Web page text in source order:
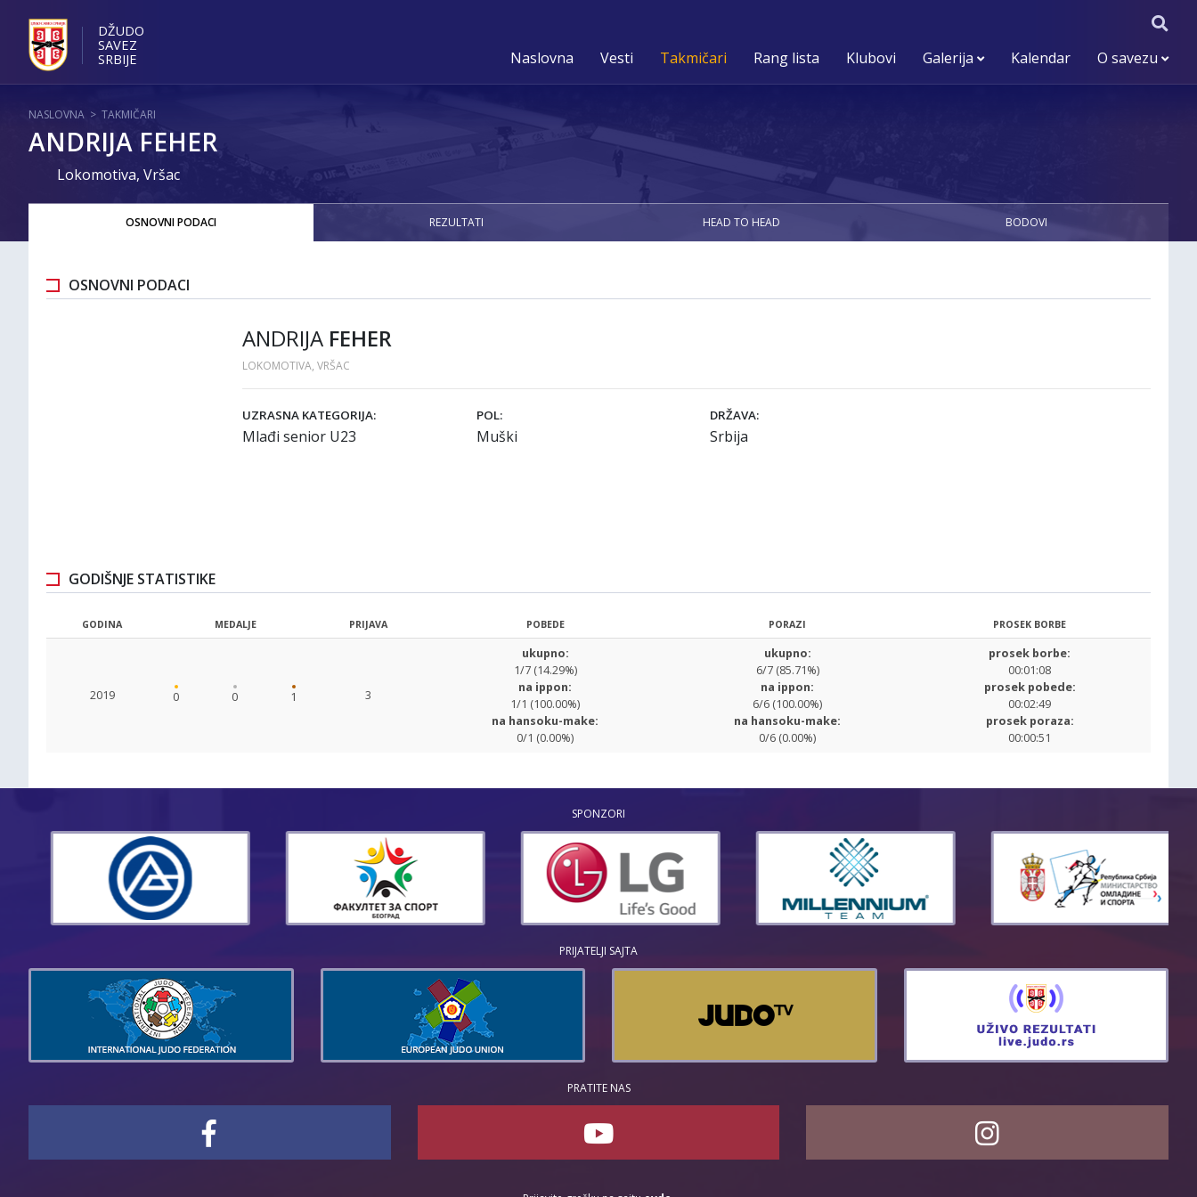
DŽUDO
SAVEZ
SRBIJE
Naslovna Vesti Takmičari Rang lista Klubovi Galerija Kalendar O savezu
NASLOVNA > TAKMIČARI
ANDRIJA FEHER
Lokomotiva, Vršac
OSNOVNI PODACI REZULTATI HEAD TO HEAD BODOVI
OSNOVNI PODACI
ANDRIJA FEHER
LOKOMOTIVA, VRŠAC
UZRASNA KATEGORIJA:
Mlađi senior U23
POL:
Muški
DRŽAVA:
Srbija
GODIŠNJE STATISTIKE
GODINA MEDALJE PRIJAVA POBEDE PORAZI PROSEK BORBE
2019 0 0 1 3
ukupno:
1/7 (14.29%)
na ippon:
1/1 (100.00%)
na hansoku-make:
0/1 (0.00%)
ukupno:
6/7 (85.71%)
na ippon:
6/6 (100.00%)
na hansoku-make:
0/6 (0.00%)
prosek borbe:
00:01:08
prosek pobede:
00:02:49
prosek poraza:
00:00:51
SPONZORI
PRIJATELJI SAJTA
PRATITE NAS